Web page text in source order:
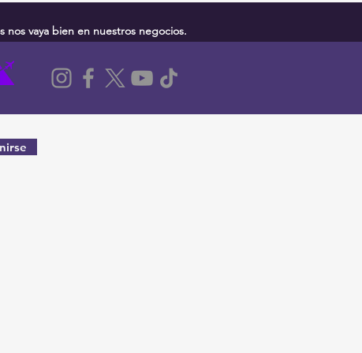
vaya bien en nuestros negocios.